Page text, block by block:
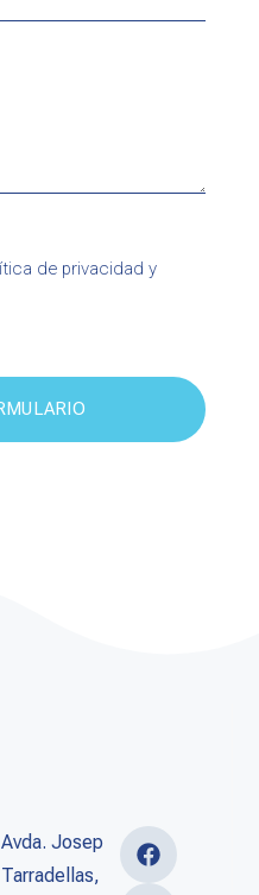
de privacidad y
Avda. Josep
Tarradellas,